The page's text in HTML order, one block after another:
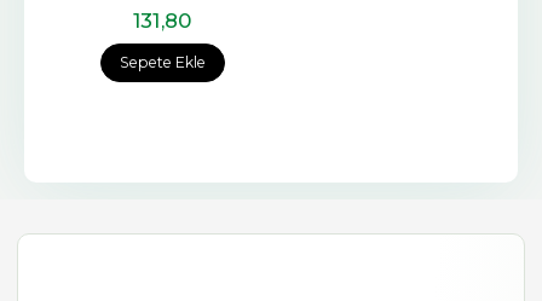
Sepete Ekle
131,80